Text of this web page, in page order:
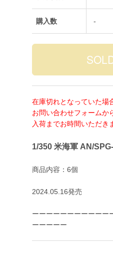
購入数 -
在庫切れとなっていた場
お問い合わせフォームか
入荷までお時間いただき
1/350 米海軍 AN/
商品内容：6個
2024.05.16発売
ーーーーーーーーーーー
ーーーーー